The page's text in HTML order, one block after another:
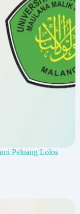
Peluang Lolos